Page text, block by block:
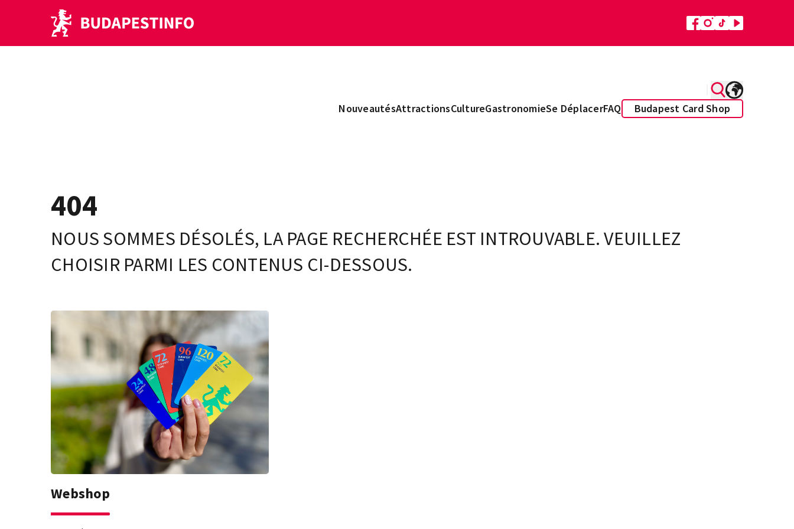
NouveautésAttractionsCultureGastronomieSe DéplacerFAQ Budapest Card Shop
404
NOUS SOMMES DÉSOLÉS, LA PAGE RECHERCHÉE EST INTROUVABLE. VEUILLEZ
CHOISIR PARMI LES CONTENUS CI-DESSOUS.
Webshop